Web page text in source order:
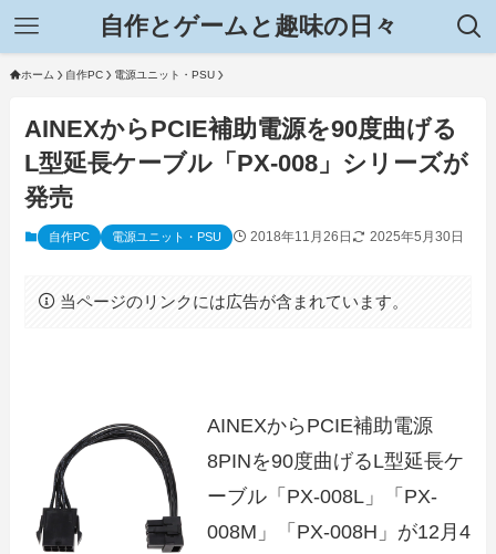
自作とゲームと趣味の日々
ホーム 自作PC 電源ユニット・PSU
AINEXからPCIE補助電源を90度曲げる
L型延長ケーブル「PX-008」シリーズが
発売
自作PC 電源ユニット・PSU 2018年11月26日 2025年5月30日
当ページのリンクには広告が含まれています。
AINEXからPCIE補助電源
8PINを90度曲げるL型延長ケ
ーブル「PX-008L」「PX-
008M」「PX-008H」が12月4